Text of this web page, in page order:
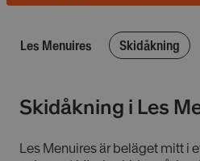
Les Menuires Skidåkning
Skidåkning i Les
Les Menuires är beläget mitt i